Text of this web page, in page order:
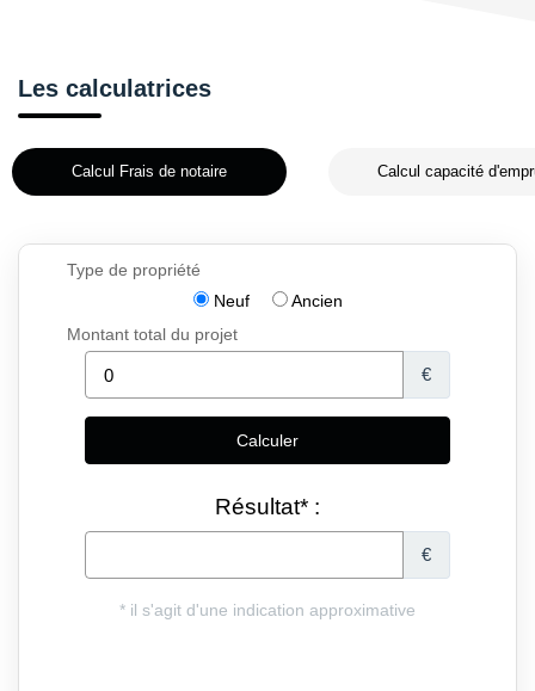
Les calculatrices
Calcul Frais de notaire Calcul capacité